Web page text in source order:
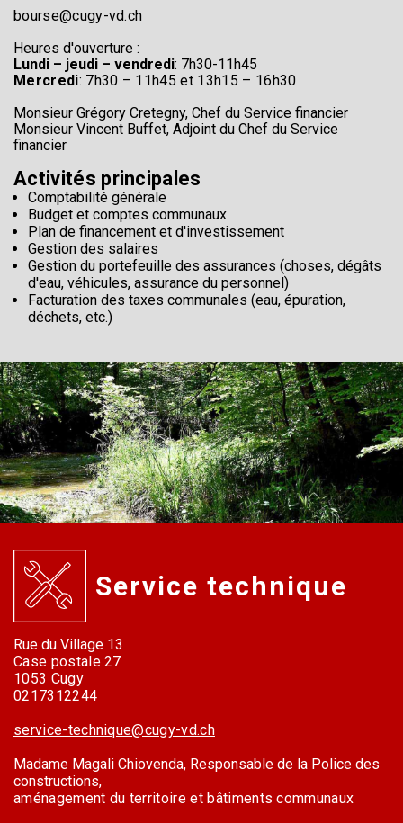
bourse@cugy-vd.ch
Heures d'ouverture :
Lundi – jeudi – vendredi: 7h30-11h45
Mercredi: 7h30 – 11h45 et 13h15 – 16h30
Monsieur Grégory Cretegny, Chef du Service financier
Monsieur Vincent Buffet, Adjoint du Chef du Service
financier
Activités principales
Comptabilité générale
Budget et comptes communaux
Plan de financement et d'investissement
Gestion des salaires
Gestion du portefeuille des assurances (choses, dégâts
d'eau, véhicules, assurance du personnel)
Facturation des taxes communales (eau, épuration,
déchets, etc.)
Service technique
Rue du Village 13
Case postale 27
1053 Cugy
0217312244
service-technique@cugy-vd.ch
Madame Magali Chiovenda, Responsable de la Police des
constructions,
aménagement du territoire et bâtiments communaux